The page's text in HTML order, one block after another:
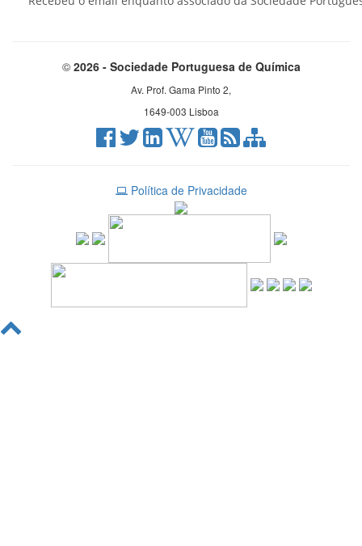
© 2026 - Sociedade Portuguesa de Química
Av. Prof. Gama Pinto 2,
1649-003 Lisboa
Política de Privacidade